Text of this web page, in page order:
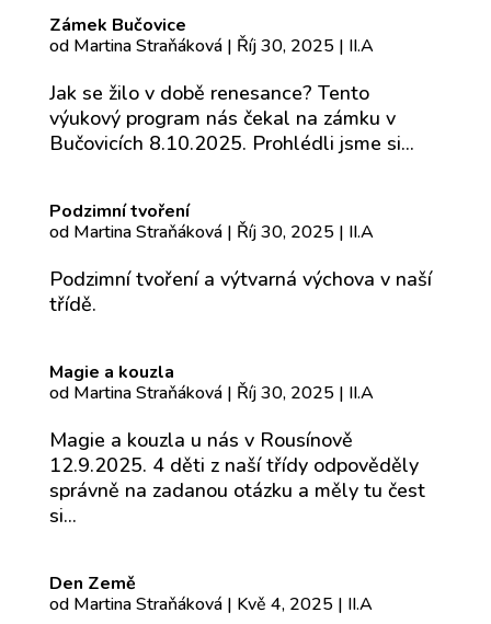
Zámek Bučovice
od Martina Straňáková| Říj 30, 2025| II.A
Jak se žilo v době renesance? Tento
výukový program nás čekal na zámku v
Bučovicích 8.10.2025. Prohlédli jsme si...
Podzimní tvoření
od Martina Straňáková| Říj 30, 2025| II.A
Podzimní tvoření a výtvarná výchova v naší
třídě.
Magie a kouzla
od Martina Straňáková| Říj 30, 2025| II.A
Magie a kouzla u nás v Rousínově
12.9.2025. 4 děti z naší třídy odpověděly
správně na zadanou otázku a měly tu čest
si...
Den Země
od Martina Straňáková| Kvě 4, 2025| II.A